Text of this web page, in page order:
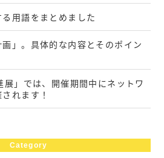
用語をまとめました
」。具体的な内容とそのポイン
」では、開催期間中にネットワ
れます！
Category